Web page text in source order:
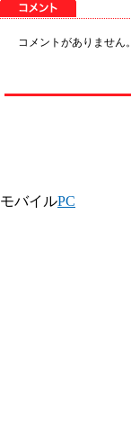
コメントがありません。
モバイルPC